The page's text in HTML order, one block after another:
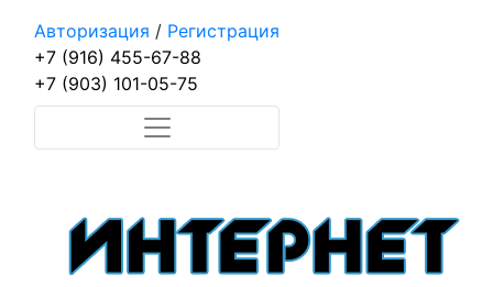
Авторизация / Регистрация
+7 (916) 455-67-88
+7 (903) 101-05-75